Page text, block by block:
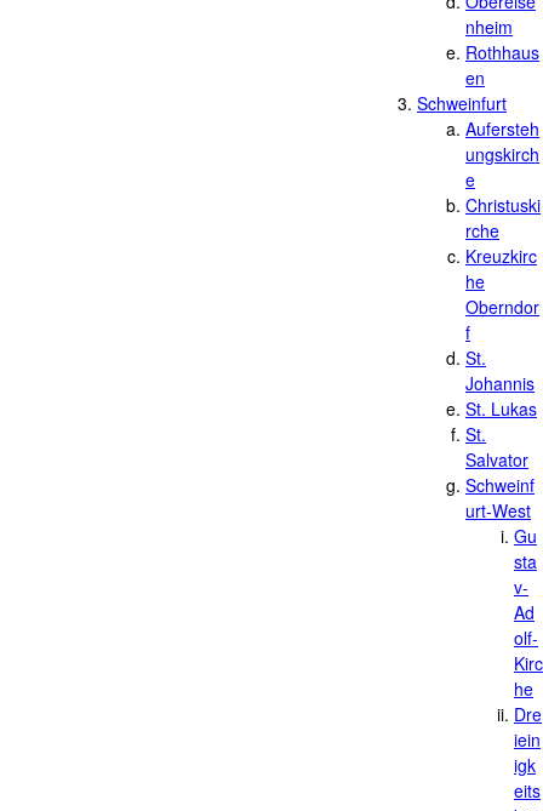
nheim
Rothhaus
en
Schweinfurt
Aufersteh
ungskirch
e
Christuski
rche
Kreuzkirc
he
Oberndor
f
St.
Johannis
St. Lukas
St.
Salvator
Schweinf
urt-West
Gu
sta
v-
Ad
olf-
Kirc
he
Dre
iein
igk
eits